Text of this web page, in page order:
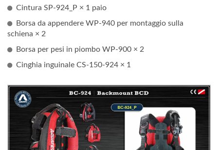
Cintura SP-924_P × 1 paio
Borsa da appendere WP-940 per montaggio sulla
schiena × 2
Borsa per pesi in piombo WP-900 × 2
Cinghia inguinale CS-150-924 × 1